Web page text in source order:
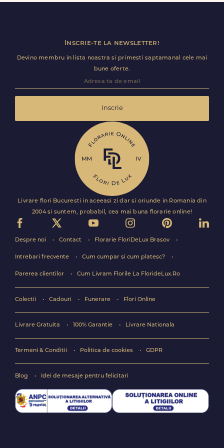
utile (nume receptie, etaj, salon) ca livrarea sa decurga
Inscrie-te la newsletter!
Devino membru in lista noastra si primesti saptamanal cele mai
bune oferte.
Inscrie
Livrare flori Bucuresti in aceeasi zi dar si oriunde in Romania din
2004 si suntem, probabil, cea mai buna florarie online!
Despre noi Contact Florarie FloriDeLux Brasov
Intrebari frecvente Cum cumpar si cum platesc?
Parerea clientilor Cum Livram Florile La FlorideLux.Ro
Colectii Cadouri Funerare Flori Online
Livrare Gratuita 100% Garantie Livrare Nationala
Termeni & Conditii Politica de cookies GDPR
Blog Idei de mesaje pentru felicitari